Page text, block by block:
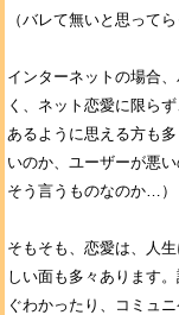
（バレて無いと思って
インターネットの場合
く、ネット恋愛に限ら
あるように思える方も
いのか、ユーザーが悪
そう言うものなのか…）
そもそも、恋愛は、人
しい面も多々あります
ぐわかったり、コミュ